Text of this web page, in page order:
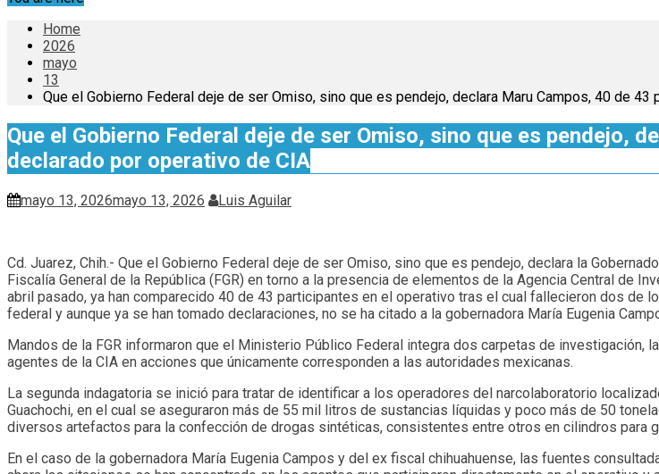
Home
2026
mayo
13
Que el Gobierno Federal deje de ser Omiso, sino que es pendejo, declara Maru Campos, 40 de
Que el Gobierno Federal deje de ser Omiso, sino que es pendejo,
declarado por operativo de CIA
mayo 13, 2026mayo 13, 2026 Luis Aguilar
Cd. Juarez, Chih.- Que el Gobierno Federal deje de ser Omiso, sino que es pendejo, declara la
Fiscalía General de la República (FGR) en torno a la presencia de elementos de la Agencia Central de
abril pasado, ya han comparecido 40 de 43 participantes en el operativo tras el cual fallecieron dos
federal y aunque ya se han tomado declaraciones, no se ha citado a la gobernadora María Eugenia
Mandos de la FGR informaron que el Ministerio Público Federal integra dos carpetas de
agentes de la CIA en acciones que únicamente corresponden a las autoridades mexicanas.
La segunda indagatoria se inició para tratar de identificar a los operadores del narcolaboratorio
Guachochi, en el cual se aseguraron más de 55 mil litros de sustancias líquidas y poco más de 50
diversos artefactos para la confección de drogas sintéticas, consistentes entre otros en cilindros para
En el caso de la gobernadora María Eugenia Campos y del ex fiscal chihuahuense, las fuentes